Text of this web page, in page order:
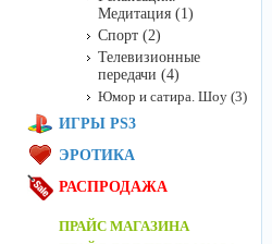
Медитация (1)
Спорт (2)
Телевизионные
передачи (4)
Юмор и сатира. Шоу (3)
ИГРЫ PS3
ЭРОТИКА
РАСПРОДАЖА
ПРАЙС МАГАЗИНА